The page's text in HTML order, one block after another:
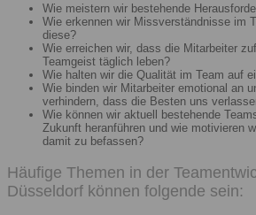
Wie meistern wir bestehende
Wie erkennen wir Missverständnisse im
diese?
Wie erreichen wir, dass die Mitarbeiter
Teamgeist täglich leben?
Wie halten wir die Qualität im Team auf
Wie binden wir Mitarbeiter emotional an
verhindern, dass die Besten uns
Wie können wir aktuell bestehende
Zukunft heranführen und wie motivieren
damit zu befassen?
Häufige Themen in der
Düsseldorf können folgende sein: